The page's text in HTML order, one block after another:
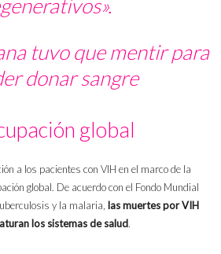
tuvo que mentir para
donar sangre
global
a los pacientes con VIH en el marco de la
global. De acuerdo con el Fondo Mundial
y la malaria, las muertes por VIH
los sistemas de salud.